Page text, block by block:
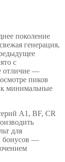
поколение
генерация,
с
отличие —
пиков
минимальные
A1, BF, CR
для
бонусов —